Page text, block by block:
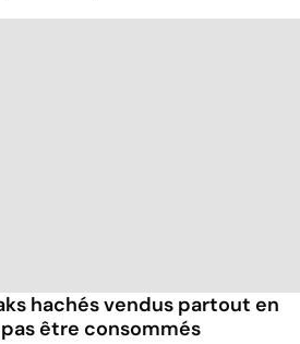
hachés vendus partout en
être consommés